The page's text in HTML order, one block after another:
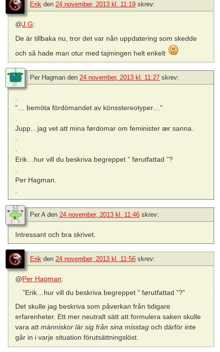
Erik den 24 november, 2013 kl. 11:19 skrev:
@J.G:
De är tillbaka nu, tror det var nån uppdatering som skedde
och så hade man otur med tajmingen helt enkelt
Per Hagman den 24 november, 2013 kl. 11:27 skrev:
”… bemöta fördömandet av könsstereotyper…”
Jupp…jag vet att mina førdomar om feminister ær sanna.
Erik…hur vill du beskriva begreppet ” førutfattad ”?
Per Hagman.
Per A den 24 november, 2013 kl. 11:46 skrev:
Intressant och bra skrivet.
Erik den 24 november, 2013 kl. 11:56 skrev:
@Per Hagman:
”Erik…hur vill du beskriva begreppet ” førutfattad ”?”
Det skulle jag beskriva som påverkan från tidigare
erfarenheter. Ett mer neutralt sätt att formulera saken skulle
vara attmänniskor lär sig från sina misstag och därför inte
går in i varje situation förutsättningslöst.